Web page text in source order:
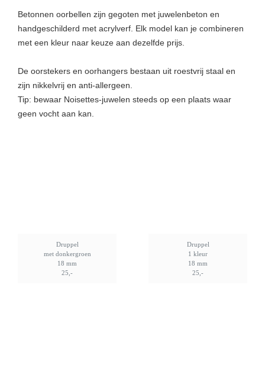
Betonnen oorbellen zijn gegoten met juwelenbeton en
handgeschilderd met acrylverf. Elk model kan je combineren
met een kleur naar keuze aan dezelfde prijs.
De oorstekers en oorhangers bestaan uit roestvrij staal en
zijn nikkelvrij en anti-allergeen.
Tip: bewaar Noisettes-juwelen steeds op een plaats waar
geen vocht aan kan.
Druppel
met donkergroen
18 mm
25,-
Druppel
1 kleur
18 mm
25,-